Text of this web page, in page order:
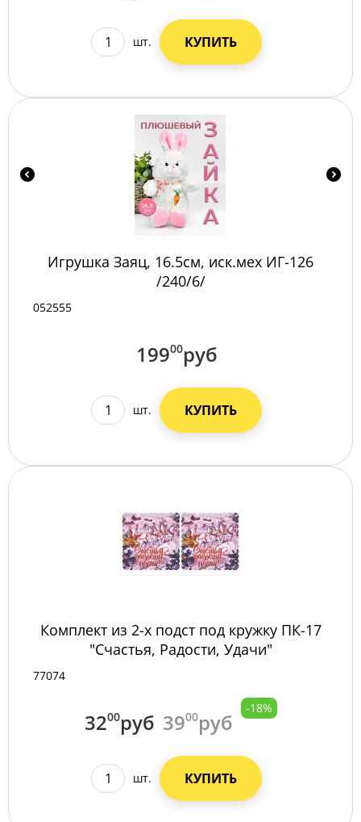
шт. КУПИТЬ
Игрушка Заяц, 16.5см, иск.мех ИГ-126
/240/6/
052555
19900руб
шт. КУПИТЬ
Комплект из 2-х подст под кружку ПК-17
"Счастья, Радости, Удачи"
77074
3200руб 3900руб
-18%
шт. КУПИТЬ